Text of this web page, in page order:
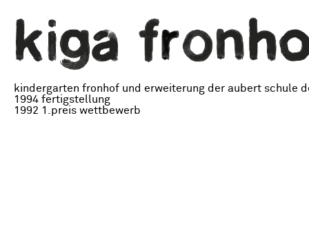
kindergarten fronhof und erweiterung der aubert schule
1994 fertigstellung
1992 1.preis wettbewerb